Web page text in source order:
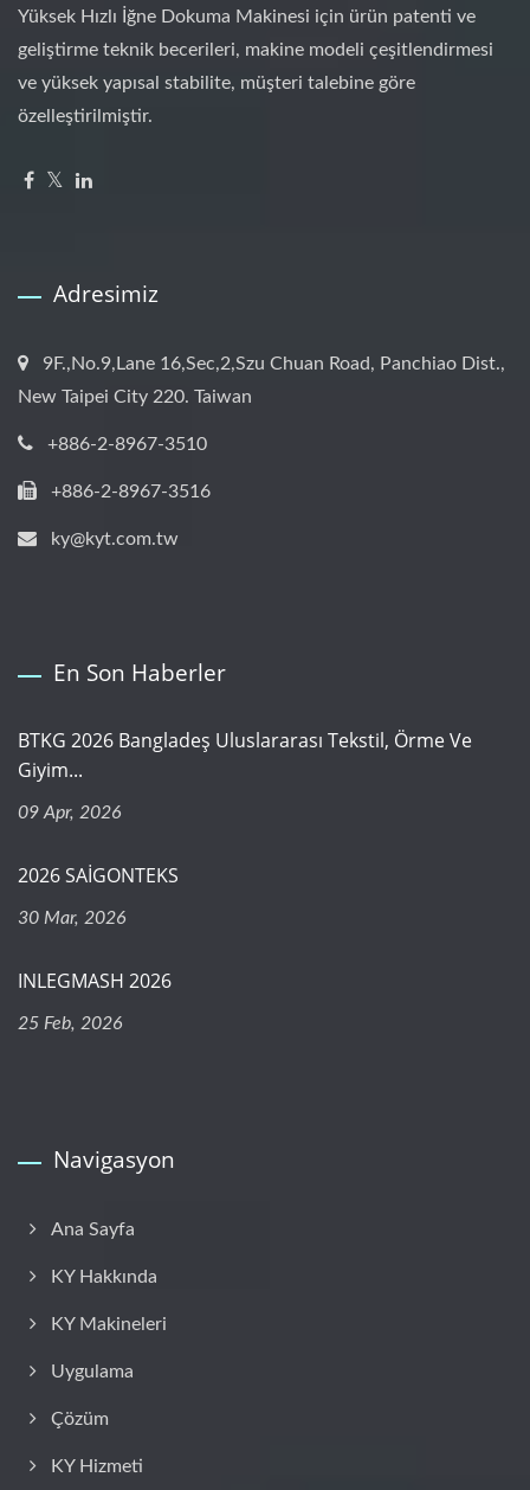
Yüksek Hızlı İğne Dokuma Makinesi için ürün patenti ve
geliştirme teknik becerileri, makine modeli çeşitlendirmesi
ve yüksek yapısal stabilite, müşteri talebine göre
özelleştirilmiştir.
Adresimiz
9F.,No.9,Lane 16,Sec,2,Szu Chuan Road, Panchiao Dist.,
New Taipei City 220. Taiwan
+886-2-8967-3510
+886-2-8967-3516
ky@kyt.com.tw
En Son Haberler
BTKG 2026 Bangladeş Uluslararası Tekstil, Örme Ve
Giyim...
09 Apr, 2026
2026 SAİGONTEKS
30 Mar, 2026
INLEGMASH 2026
25 Feb, 2026
Navigasyon
Ana Sayfa
KY Hakkında
KY Makineleri
Uygulama
Çözüm
KY Hizmeti